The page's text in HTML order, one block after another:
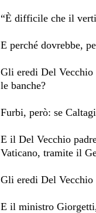
“È difficile che il
E perché dovrebbe,
Gli eredi Del Vecchio
le banche?
Furbi, però: se
E il Del Vecchio
Vaticano, tramite il
Gli eredi Del Vecchio
E il ministro